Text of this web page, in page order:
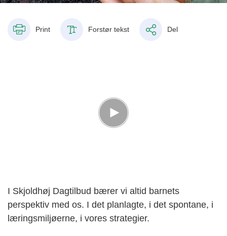
Print Forstør tekst Del
I Skjoldhøj Dagtilbud bærer vi altid barnets
perspektiv med os. I det planlagte, i det spontane, i
læringsmiljøerne, i vores strategier.